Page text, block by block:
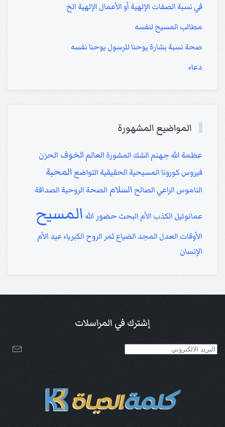
في نسبة الصفات الإلهية أو الأعمال الإلهية الخ
مطالب المسيح لنفسه
صحة نسبة بشارة يوحنا للرسول يوحنا نفسه
دعاء
المواضيع المشهورة
عظمة اللهجهنم الشك المشورة العالمالخوف الحزن
فيروس كوروناالمسيحية الحقيقية التواضع المحبة
الناموس الراعي الصالح السلام الصحة الروحية الصداقة
عمانوئيل الكذب الأم البحث حضور الله المسيح
الأوقات العدل المجد الضياع ثمر الروح الكبرياءعيد الأم
الإنسان
إشترك في المراسلات